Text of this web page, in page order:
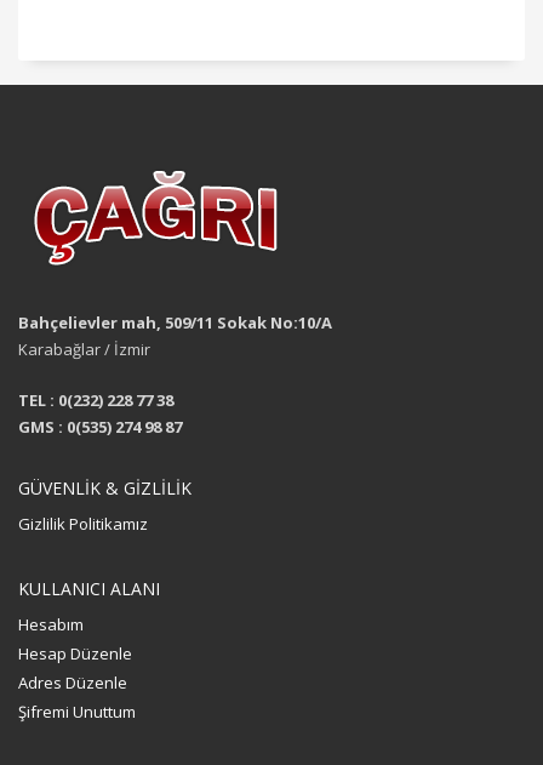
Bahçelievler mah, 509/11 Sokak No:10/A
Karabağlar / İzmir
TEL : 0(232) 228 77 38
GMS : 0(535) 274 98 87
GÜVENLİK & GİZLİLİK
Gizlilik Politikamız
KULLANICI ALANI
Hesabım
Hesap Düzenle
Adres Düzenle
Şifremi Unuttum